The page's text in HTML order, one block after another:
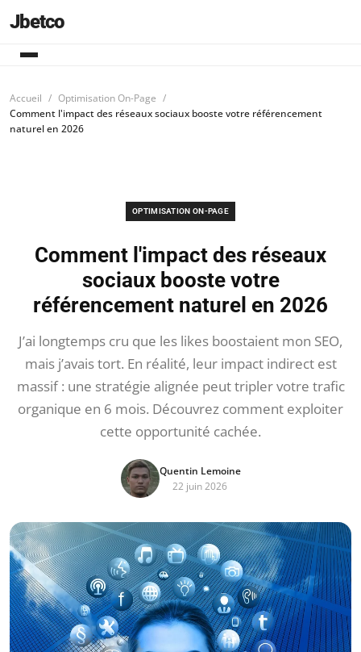
Jbetco
Accueil
Optimisation On-Page
Comment l'impact des réseaux sociaux booste votre référencement
naturel en 2026
OPTIMISATION ON-PAGE
Comment l'impact des réseaux
sociaux booste votre
référencement naturel en 2026
J’ai longtemps cru que les likes boostaient mon SEO,
mais j’avais tort. En réalité, leur impact indirect est
massif : une stratégie alignée peut tripler votre trafic
organique en 6 mois. Découvrez comment exploiter
cette opportunité cachée.
Quentin Lemoine
22 juin 2026